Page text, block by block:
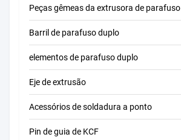
Peças gêmeas da extrusora de parafuso
Barril de parafuso duplo
elementos de parafuso duplo
Eje de extrusão
Acessórios de soldadura a ponto
Pin de guia de KCF